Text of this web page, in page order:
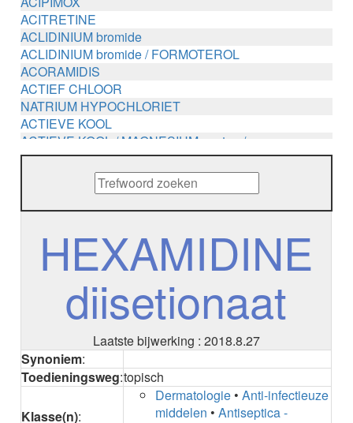
ACITRETINE
ACLIDINIUM bromide
ACLIDINIUM bromide / FORMOTEROL
ACORAMIDIS
ACTIEF CHLOOR
NATRIUM HYPOCHLORIET
ACTIEVE KOOL
ACTIEVE KOOL / MAGNESIUM zouten /
METHENAMINE
ADALIMUMAB
ADAPALEEN
ADAPALEEN / BENZOYLPEROXIDE
ADENOSINE
AESCINE
AFATINIB
AFLIBERCEPT intravitreaal
AFLIBERCEPT parenteraal
AGALSIDASE alfa
AGALSIDASE bèta
AGOMELATINE
ALBUTREPENONACOG ALFA
HEXAMIDINE
diisetionaat
Laatste bijwerking : 2018.8.27
Synoniem:
Toedieningsweg:topisch
Klasse(n):
Dermatologie •Anti-infectieuze
middelen •Antiseptica -